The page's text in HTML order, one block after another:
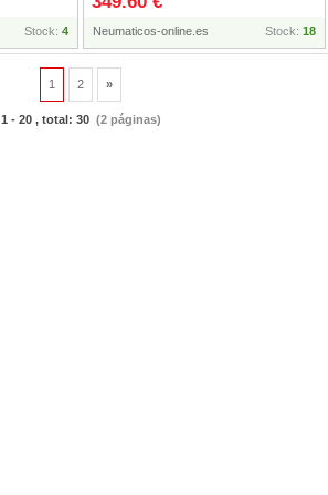
Stock: 4 Neumaticos-online.es Stock: 18
1 2 »
1 - 20 , total: 30(2 páginas)